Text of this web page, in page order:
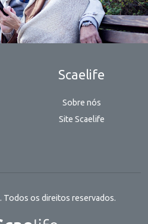
Scaelife
Sobre nós
Site Scaelife
. Todos os direitos reservados.